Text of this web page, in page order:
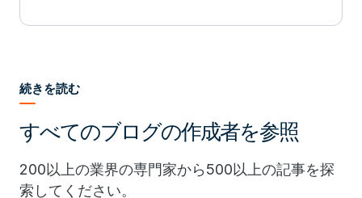
続きを読む
すべてのブログの作成者を参照
200以上の業界の専門家から500以上の記事を探
索してください。